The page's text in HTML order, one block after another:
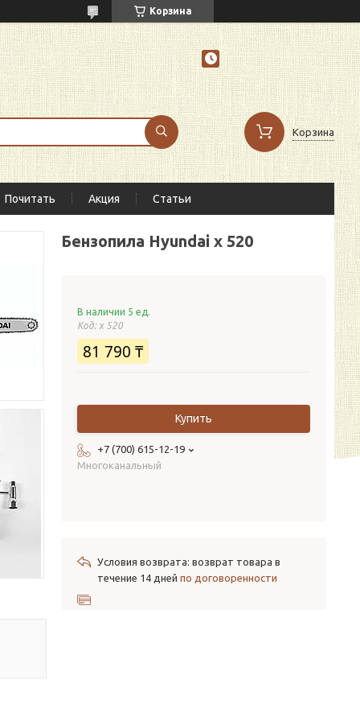
Корзина
Корзина
Почитать Акция Статьи
Бензопила Hyundai x 520
В наличии 5 ед.
Код: x 520
81 790 ₸
Купить
+7 (700) 615-12-19
Многоканальный
возврат товара в
течение 14 дней по договоренности